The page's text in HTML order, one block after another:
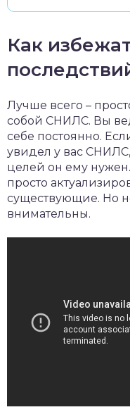
Как
Лучше всего –
собой СНИЛС. Вы
себе постоянно.
увидел у вас
целей он ему
просто
существующие. Но
внимательны.